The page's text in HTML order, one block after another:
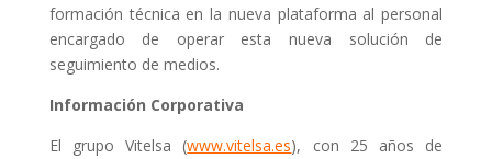
formación técnica en la nueva plataforma al personal
encargado de operar esta nueva solución de
seguimiento de medios.
Información Corporativa
El grupo Vitelsa (www.vitelsa.es), con 25 años de